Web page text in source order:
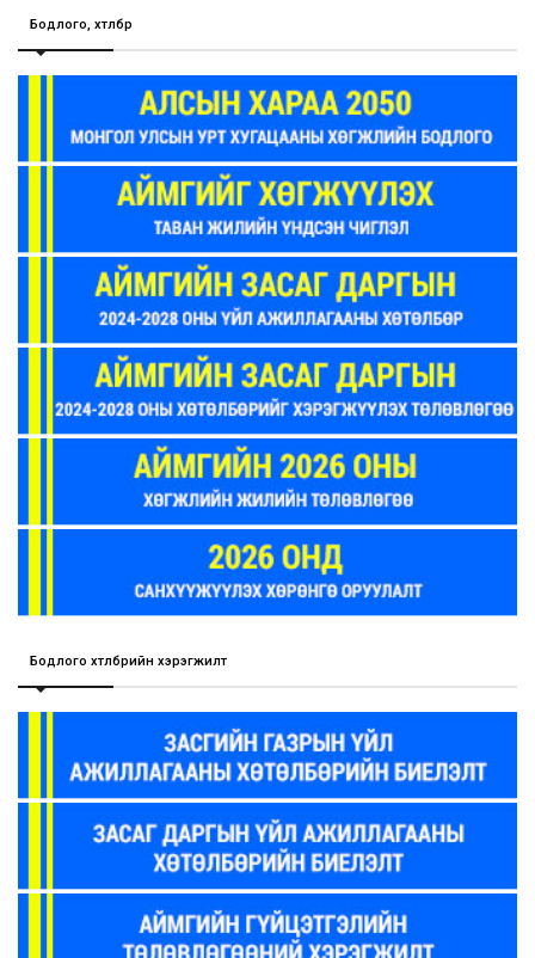
Бодлого, хөтөлбөр
Бодлого хөтөлбөрийн хэрэгжилт